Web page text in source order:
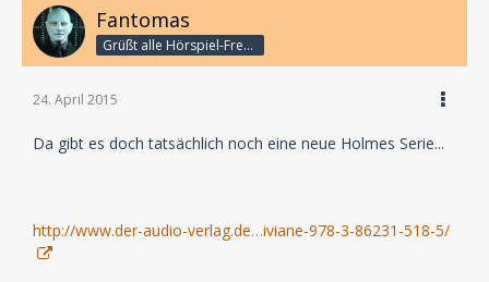
Fantomas
Grüßt alle Hörspiel-Freunde
24. April 2015
Da gibt es doch tatsächlich noch eine neue Holmes Serie...
http://www.der-audio-verlag.de…iviane-978-3-86231-518-5/